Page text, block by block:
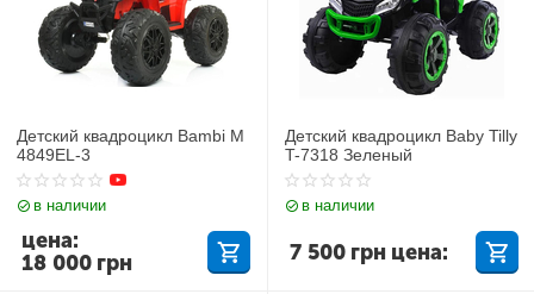
Детский квадроцикл Bambi M
4849EL-3
в наличии
18 000 грн
цена:
Детский квадроцикл Baby Tilly
T-7318 Зеленый
в наличии
7 500 грн цена: